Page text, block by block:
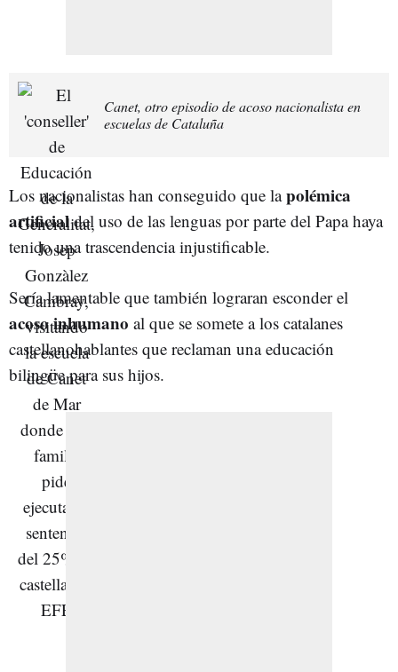
Canet, otro episodio de acoso nacionalista en
escuelas de Cataluña
Los nacionalistas han conseguido que lapolémica
artificialdel uso de las lenguas por parte del Papa haya
tenido una trascendencia injustificable.
Sería lamentable que también lograran esconder el
acoso inhumano al que se somete a los catalanes
castellanohablantes que reclaman una educación
bilingüe para sus hijos.